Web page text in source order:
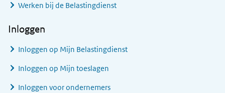
Werken bij de Belastingdienst
Inloggen
Inloggen op Mijn Belastingdienst
Inloggen op Mijn toeslagen
Inloggen voor ondernemers